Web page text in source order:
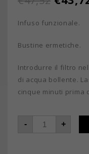
Infuso funzionale.
Bustine ermetiche.
Introdurre il filtro
di acqua bollente.
cinque minuti prima
- +